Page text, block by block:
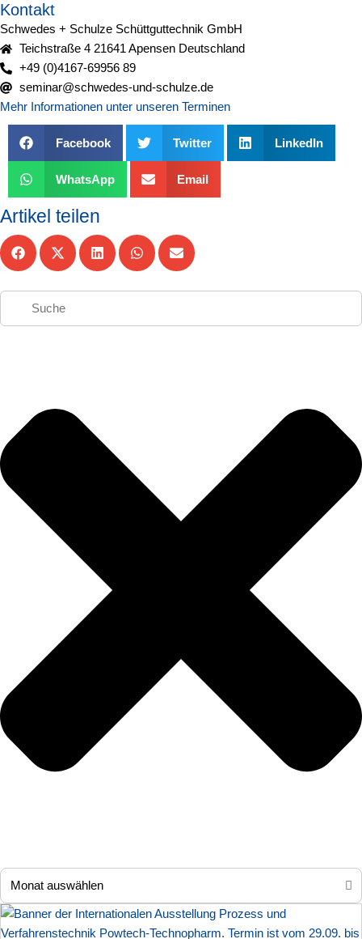
Kontakt
Schwedes + Schulze Schüttguttechnik GmbH
Teichstraße 4 21641 Apensen Deutschland
+49 (0)4167-69956 89
seminar@schwedes-und-schulze.de
Mehr Informationen unter unseren Terminen
Facebook Twitter LinkedIn
WhatsApp Email
Artikel teilen